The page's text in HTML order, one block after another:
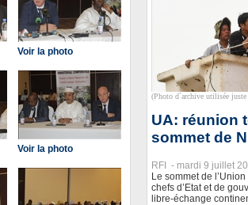
Voir la photo
Voir la photo
(Photo d`archive utilisée
UA: réunion
sommet de
RFI - mardi 9 juillet
Le sommet de
chefs d’Etat et de
libre-échange